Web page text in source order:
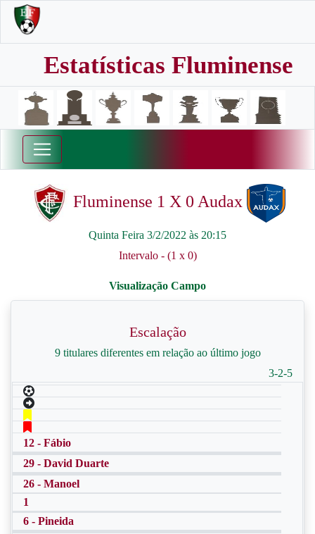
Estatísticas Fluminense
Fluminense 1 X 0 Audax
Quinta Feira 3/2/2022 às 20:15
Intervalo - (1 x 0)
Escalação
9 titulares diferentes em relação ao último jogo
3-2-5
12 - Fábio
29 - David Duarte
26 - Manoel
1
6 - Pineida